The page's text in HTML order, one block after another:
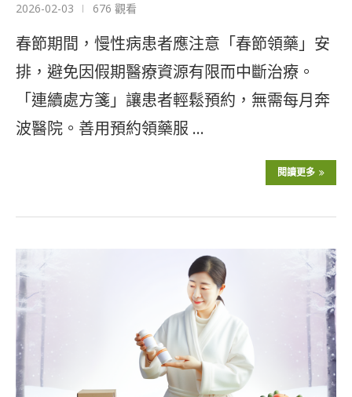
2026-02-03 676 觀看
春節期間，慢性病患者應注意「春節領藥」安
排，避免因假期醫療資源有限而中斷治療。
「連續處方箋」讓患者輕鬆預約，無需每月奔
波醫院。善用預約領藥服 …
閱讀更多